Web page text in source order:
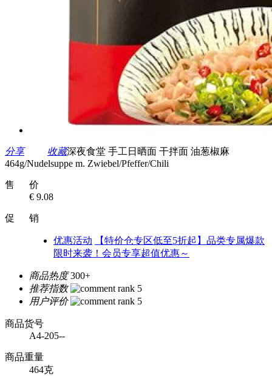
分享 收藏深夜食堂 手工日晒面 干拌面 油葱椒麻
464g/Nudelsuppe m. Zwiebel/Pfeffer/Chili
售 价
€ 9.08
促 销
优惠活动
【特价仓专区低至5折起】品类专属爆款
限时来袭！会员专享超值优惠～
商品热度 300+
推荐指数
用户评价
商品货号
A4-205--
商品重量
464克